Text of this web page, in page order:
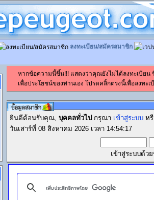
ลงทะเบียน/สมัครสมาชิก
หากข้อความนี้ขึ้น!!! แสดงว่าคุณยังไม่ได้ลงทะเบียน
เพื่อประโยชน์ของท่านเอง โปรดคลิ้กตรงนี้เพื่อลงทะเ
ยินดีต้อนรับคุณ, บุคคลทั่วไป กรุณา เข้าสู่ระบบ ห
วันเสาร์ที่ 08 สิงหาคม 2026 เวลา 14:54:17
เข้าสู่ระบบด้ว